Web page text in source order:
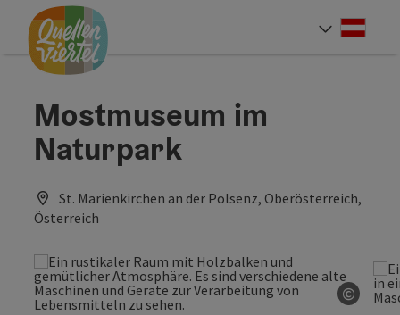
Zum Inhalt
Zur Navigation
Zum Seitenanfang
Mostmuseum im
Naturpark
St. Marienkirchen an der Polsenz, Oberösterreich,
Österreich
©